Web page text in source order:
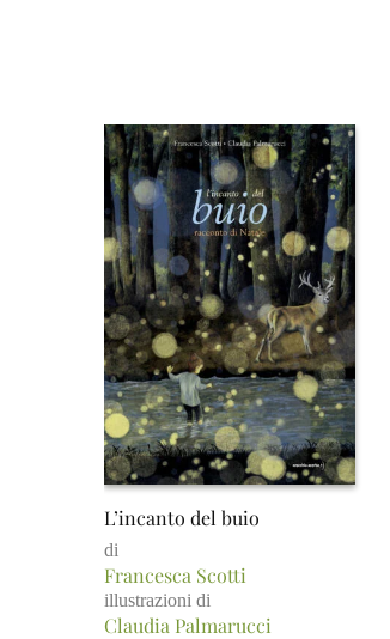
L’incanto del buio
di
Francesca Scotti
illustrazioni di
Claudia Palmarucci